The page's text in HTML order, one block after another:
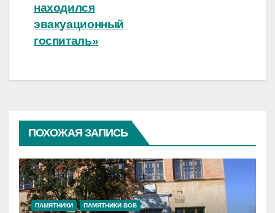
находился
эвакуационный
госпиталь»
ПОХОЖАЯ ЗАПИСЬ
ПАМЯТНИКИ ПАМЯТНИКИ ВОВ